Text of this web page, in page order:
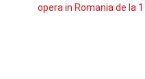
opera in Romania de la